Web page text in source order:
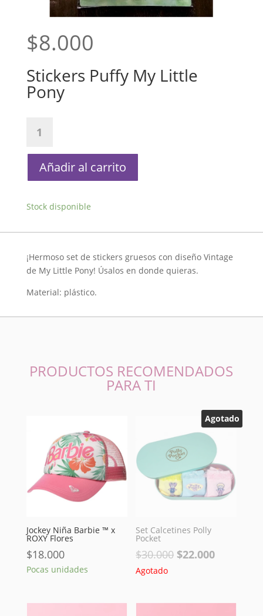
$8.000
Stickers Puffy My Little
Pony
Puffy
Little
Pony
Añadir al carrito
Stock disponible
¡Hermoso set de stickers gruesos con diseño Vintage
de My Little Pony! Úsalos en donde quieras.
Material: plástico.
PRODUCTOS RECOMENDADOS
PARA TI
Jockey Niña Barbie ™ x
ROXY Flores
$18.000
Pocas unidades
Agotado
Set Calcetines Polly
Pocket
$30.000 El
era:
$22.000El
es:
Agotado